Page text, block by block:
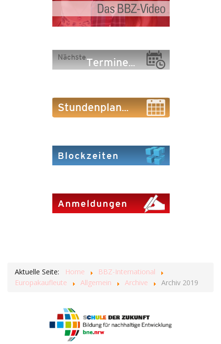
Aktuelle Seite: Home
BBZ-International
Europakaufleute
Allgemein Archive Archiv 2019